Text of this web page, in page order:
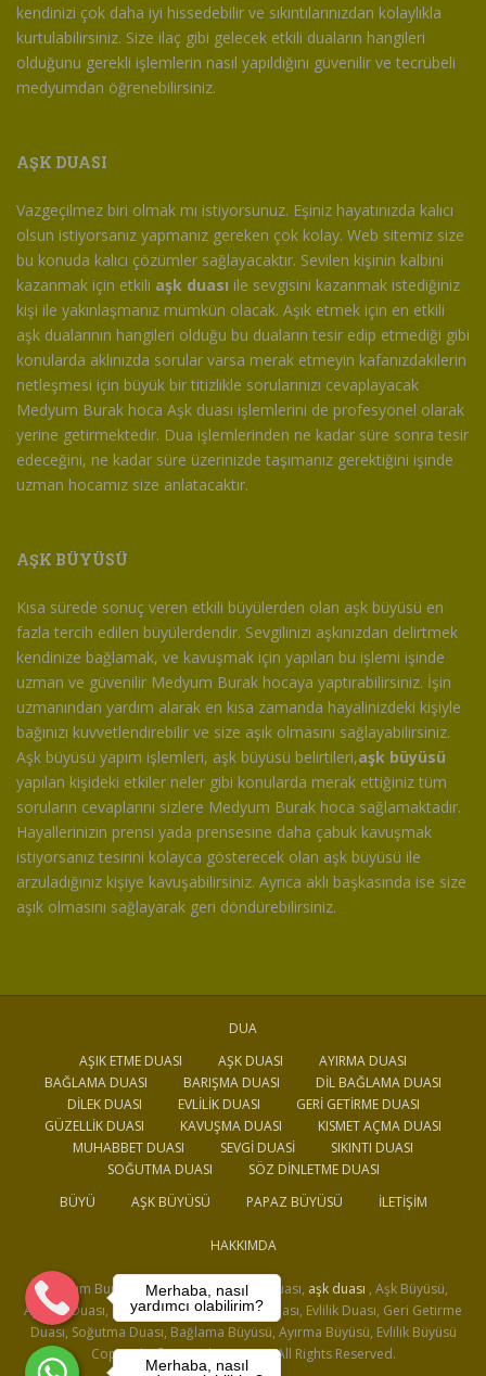
Merhaba, nasıl
Merhaba, nasıl
yardımcı olabilirim?
kendinizi çok daha iyi hissedebilir ve sıkıntılarınızdan kolaylıkla
kurtulabilirsiniz. Size ilaç gibi gelecek etkili duaların hangileri
olduğunu gerekli işlemlerin nasıl yapıldığını güvenilir ve tecrübeli
medyumdan öğrenebilirsiniz.
AŞK DUASI
Vazgeçilmez biri olmak mı istiyorsunuz. Eşiniz hayatınızda kalıcı
olsun istiyorsanız yapmanız gereken çok kolay. Web sitemiz size
bu konuda kalıcı çözümler sağlayacaktır. Sevilen kişinin kalbini
kazanmak için etkili aşk duası ile sevgisini kazanmak istediğiniz
kişi ile yakınlaşmanız mümkün olacak. Aşık etmek için en etkili
aşk dualarının hangileri olduğu bu duaların tesir edip etmediği gibi
konularda aklınızda sorular varsa merak etmeyin kafanızdakilerin
netleşmesi için büyük bir titizlikle sorularınızı cevaplayacak
Medyum Burak hoca Aşk duası işlemlerini de profesyonel olarak
yerine getirmektedir. Dua işlemlerinden ne kadar süre sonra tesir
edeceğini, ne kadar süre üzerinizde taşımanız gerektiğini işinde
uzman hocamız size anlatacaktır.
AŞK BÜYÜSÜ
Kısa sürede sonuç veren etkili büyülerden olan aşk büyüsü en
fazla tercih edilen büyülerdendir. Sevgilinizi aşkınızdan delirtmek
kendinize bağlamak, ve kavuşmak için yapılan bu işlemi işinde
uzman ve güvenilir Medyum Burak hocaya yaptırabilirsiniz. İşin
uzmanından yardım alarak en kısa zamanda hayalinizdeki kişiyle
bağınızı kuvvetlendirebilir ve size aşık olmasını sağlayabilirsiniz.
Aşk büyüsü yapım işlemleri, aşk büyüsü belirtileri,aşk büyüsü
yapılan kişideki etkiler neler gibi konularda merak ettiğiniz tüm
soruların cevaplarını sizlere Medyum Burak hoca sağlamaktadır.
Hayallerinizin prensi yada prensesine daha çabuk kavuşmak
istiyorsanız tesirini kolayca gösterecek olan aşk büyüsü ile
arzuladığınız kişiye kavuşabilirsiniz. Ayrıca aklı başkasında ise size
aşık olmasını sağlayarak geri döndürebilirsiniz.
DUA
AŞIK ETME DUASI
AŞK DUASI
AYIRMA DUASI
BAĞLAMA DUASI
BARIŞMA DUASI
DIL BAĞLAMA DUASI
DILEK DUASI
EVLILIK DUASI
GERI GETIRME DUASI
GÜZELLIK DUASI
KAVUŞMA DUASI
KISMET AÇMA DUASI
MUHABBET DUASI
SEVGI DUASI
SIKINTI DUASI
SOĞUTMA DUASI
SÖZ DINLETME DUASI
BÜYÜ
AŞK BÜYÜSÜ PAPAZ BÜYÜSÜ İLETIŞIM
HAKKIMDA
Medyum Burak, Büyü, Dua, Aşık Etme Duası, aşk duası , Aşk Büyüsü,
Ayırma Duası, Bağlama Duası, Barışma Duası, Evlilik Duası, Geri Getirme
Duası, Soğutma Duası, Bağlama Büyüsü, Ayırma Büyüsü, Evlilik Büyüsü
Copyright © 2020 dua.com.tr. All Rights Reserved.